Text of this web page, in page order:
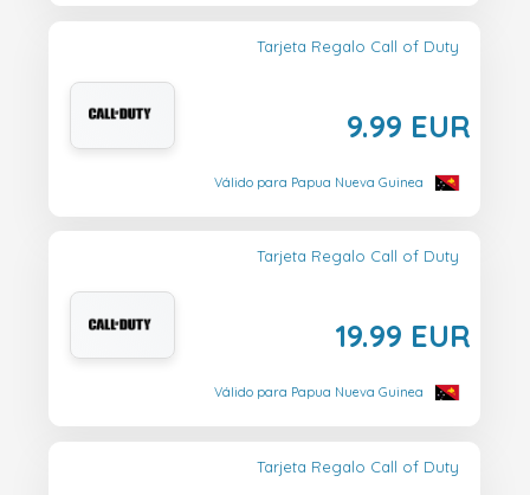
Tarjeta Regalo Call of Duty
9.99 EUR
Válido para Papua Nueva Guinea
Tarjeta Regalo Call of Duty
19.99 EUR
Válido para Papua Nueva Guinea
Tarjeta Regalo Call of Duty